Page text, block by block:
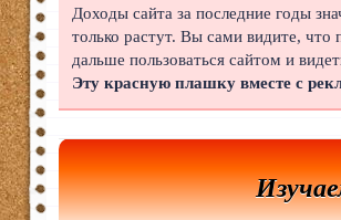
Доходы сайта за последние годы
только растут. Вы сами видите,
дальше пользоваться сайтом и
Эту красную плашку вместе с